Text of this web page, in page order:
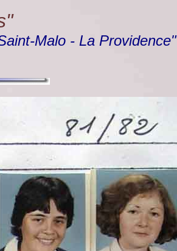
Malo - La Providence"